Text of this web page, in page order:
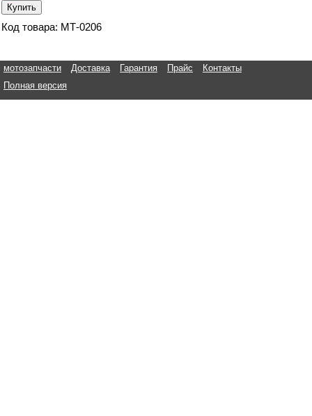
Код товара: МТ-0206
мотозапчасти Доставка Гарантия Прайс
Контакты
Полная версия